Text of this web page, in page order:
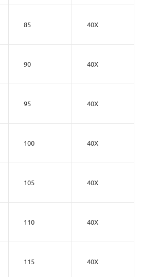
85 40Х
90 40Х
95 40Х
100 40Х
105 40Х
110 40Х
115 40Х